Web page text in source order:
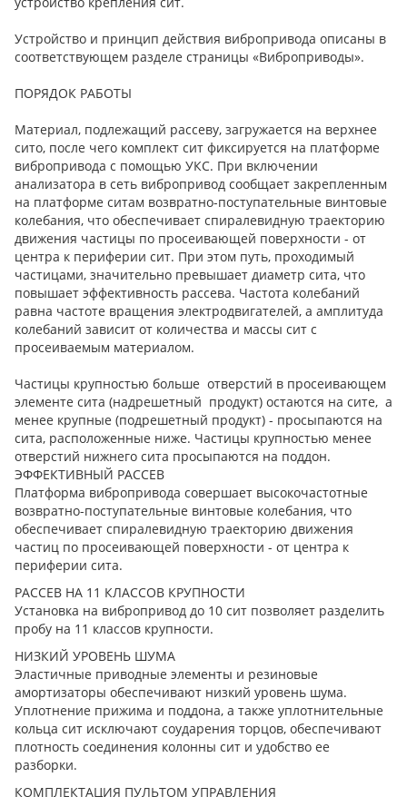
Устройство и принцип действия вибропривода описаны в
соответствующем разделе страницы «Виброприводы».
ПОРЯДОК РАБОТЫ
Материал, подлежащий рассеву, загружается на верхнее
сито, после чего комплект сит фиксируется на платформе
вибропривода с помощью УКС. При включении
анализатора в сеть вибропривод сообщает закрепленным
на платформе ситам возвратно-поступательные винтовые
колебания, что обеспечивает спиралевидную траекторию
движения частицы по просеивающей поверхности - от
центра к периферии сит. При этом путь, проходимый
частицами, значительно превышает диаметр сита, что
повышает эффективность рассева. Частота колебаний
равна частоте вращения электродвигателей, а амплитуда
колебаний зависит от количества и массы сит с
просеиваемым материалом.
Частицы крупностью больше отверстий в просеивающем
элементе сита (надрешетный продукт) остаются на сите, а
менее крупные (подрешетный продукт) - просыпаются на
сита, расположенные ниже. Частицы крупностью менее
отверстий нижнего сита просыпаются на поддон.
ЭФФЕКТИВНЫЙ РАССЕВ
Платформа вибропривода совершает высокочастотные
возвратно-поступательные винтовые колебания, что
обеспечивает спиралевидную траекторию движения
частиц по просеивающей поверхности - от центра к
периферии сита.
РАССЕВ НА 11 КЛАССОВ КРУПНОСТИ
Установка на вибропривод до 10 сит позволяет разделить
пробу на 11 классов крупности.
НИЗКИЙ УРОВЕНЬ ШУМА
Эластичные приводные элементы и резиновые
амортизаторы обеспечивают низкий уровень шума.
Уплотнение прижима и поддона, а также уплотнительные
кольца сит исключают соударения торцов, обеспечивают
плотность соединения колонны сит и удобство ее
разборки.
КОМПЛЕКТАЦИЯ ПУЛЬТОМ УПРАВЛЕНИЯ